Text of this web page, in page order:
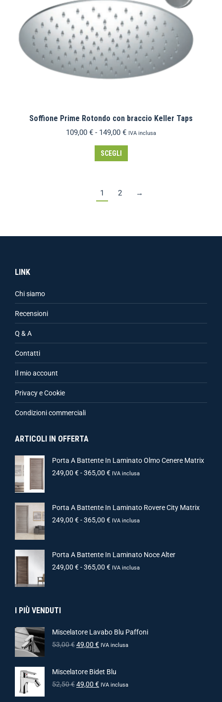
Soffione Prime Rotondo con braccio Keller Taps
109,00 € - 149,00 € IVA inclusa
SCEGLI
1 2 →
LINK
Chi siamo
Recensioni
Q & A
Contatti
Il mio account
Privacy e Cookie
Condizioni commerciali
ARTICOLI IN OFFERTA
Porta A Battente In Laminato Olmo Cenere Matrix
249,00 €-365,00 € IVA inclusa
Porta A Battente In Laminato Rovere City Matrix
249,00 €-365,00 € IVA inclusa
Porta A Battente In Laminato Noce Alter
249,00 €-365,00 € IVA inclusa
I PIÙ VENDUTI
Miscelatore Lavabo Blu Paffoni
53,00€49,00 € IVA inclusa
Miscelatore Bidet Blu
52,50€49,00 € IVA inclusa